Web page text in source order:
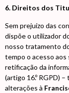
6. Direitos dos
Sem prejuízo das
dispõe o utilizador
nosso tratamento
tempo o acesso aos
retificação da
(artigo 16.º RGPD)
alterações à